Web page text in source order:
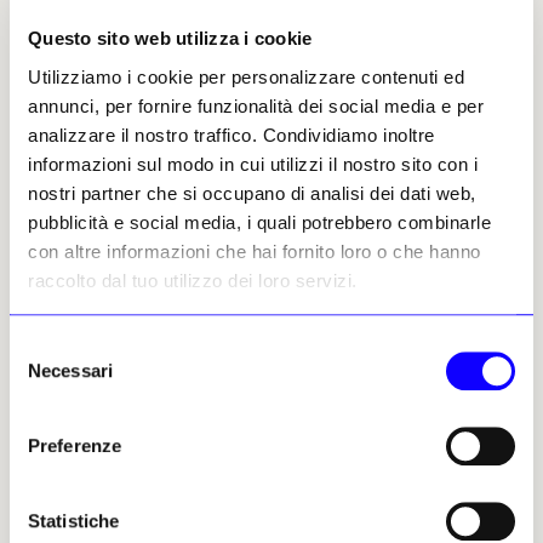
Questo sito web utilizza i cookie
Utilizziamo i cookie per personalizzare contenuti ed
annunci, per fornire funzionalità dei social media e per
analizzare il nostro traffico. Condividiamo inoltre
informazioni sul modo in cui utilizzi il nostro sito con i
nostri partner che si occupano di analisi dei dati web,
pubblicità e social media, i quali potrebbero combinarle
con altre informazioni che hai fornito loro o che hanno
raccolto dal tuo utilizzo dei loro servizi.
delNecessari
Preferenze
Statistiche
Gaspare Melchiorri
Altri articoli dell'autore
sull’isola di Wight
In Germania scoperte
tracce di una grande